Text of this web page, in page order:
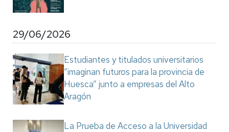
29/06/2026
Estudiantes y titulados universitarios
“imaginan futuros para la provincia de
Huesca” junto a empresas del Alto
Aragón
La Prueba de Acceso a la Universidad